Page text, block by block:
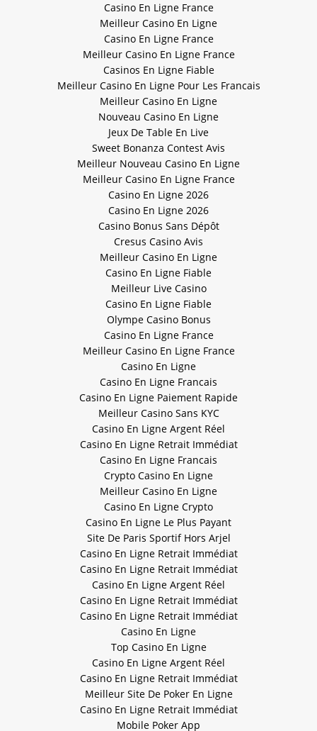
Casino En Ligne France
Meilleur Casino En Ligne
Casino En Ligne France
Meilleur Casino En Ligne France
Casinos En Ligne Fiable
Meilleur Casino En Ligne Pour Les Francais
Meilleur Casino En Ligne
Nouveau Casino En Ligne
Jeux De Table En Live
Sweet Bonanza Contest Avis
Meilleur Nouveau Casino En Ligne
Meilleur Casino En Ligne France
Casino En Ligne 2026
Casino En Ligne 2026
Casino Bonus Sans Dépôt
Cresus Casino Avis
Meilleur Casino En Ligne
Casino En Ligne Fiable
Meilleur Live Casino
Casino En Ligne Fiable
Olympe Casino Bonus
Casino En Ligne France
Meilleur Casino En Ligne France
Casino En Ligne
Casino En Ligne Francais
Casino En Ligne Paiement Rapide
Meilleur Casino Sans KYC
Casino En Ligne Argent Réel
Casino En Ligne Retrait Immédiat
Casino En Ligne Francais
Crypto Casino En Ligne
Meilleur Casino En Ligne
Casino En Ligne Crypto
Casino En Ligne Le Plus Payant
Site De Paris Sportif Hors Arjel
Casino En Ligne Retrait Immédiat
Casino En Ligne Retrait Immédiat
Casino En Ligne Argent Réel
Casino En Ligne Retrait Immédiat
Casino En Ligne Retrait Immédiat
Casino En Ligne
Top Casino En Ligne
Casino En Ligne Argent Réel
Casino En Ligne Retrait Immédiat
Meilleur Site De Poker En Ligne
Casino En Ligne Retrait Immédiat
Mobile Poker App